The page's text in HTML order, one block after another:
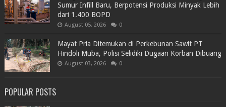
Sumur Infill Baru, Berpotensi Produksi Minyak Lebih
dari 1.400 BOPD
August 05, 2026 0
Mayat Pria Ditemukan di Perkebunan Sawit PT
Hindoli Muba, Polisi Selidiki Dugaan Korban Dibuang
August 03, 2026 0
POPULAR POSTS